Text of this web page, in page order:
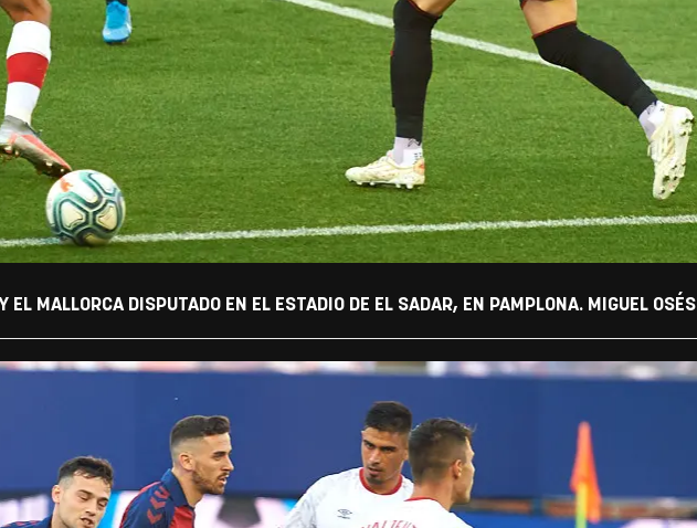
EL MALLORCA DISPUTADO EN EL ESTADIO DE EL SADAR, EN PAMPLONA. MIGUEL OSÉS